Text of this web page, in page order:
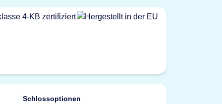
Schlossoptionen